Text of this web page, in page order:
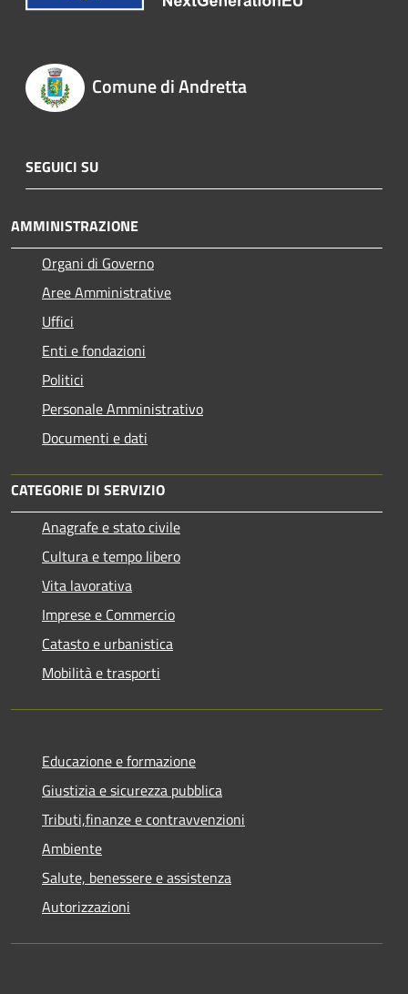
Comune di Andretta
SEGUICI SU
AMMINISTRAZIONE
Organi di Governo
Aree Amministrative
Uffici
Enti e fondazioni
Politici
Personale Amministrativo
Documenti e dati
CATEGORIE DI SERVIZIO
Anagrafe e stato civile
Cultura e tempo libero
Vita lavorativa
Imprese e Commercio
Catasto e urbanistica
Mobilità e trasporti
Educazione e formazione
Giustizia e sicurezza pubblica
Tributi,finanze e contravvenzioni
Ambiente
Salute, benessere e assistenza
Autorizzazioni